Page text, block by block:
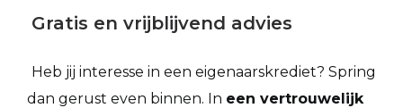
Gratis en vrijblijvend advies
Heb jij interesse in een eigenaarskrediet? Spring
dan gerust even binnen. In een vertrouwelijk